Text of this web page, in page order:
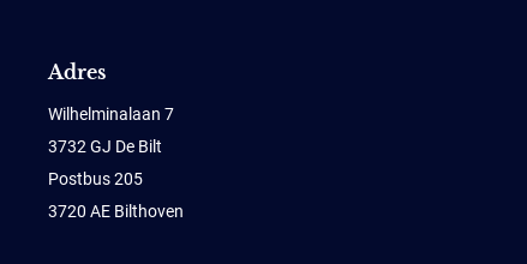
Adres
Wilhelminalaan 7
3732 GJ De Bilt
Postbus 205
3720 AE Bilthoven